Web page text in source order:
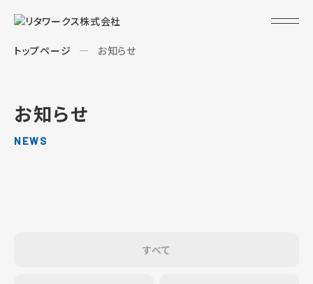
トップページ お知らせ
お知らせ
NEWS
すべて